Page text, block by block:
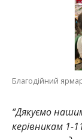
Благодійний
“Дякуємо
керівникам 1-